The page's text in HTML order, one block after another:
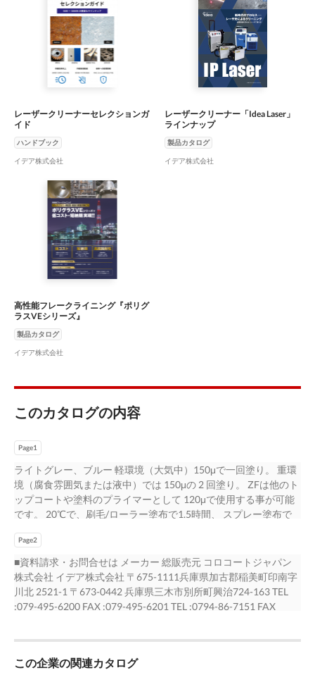
レーザークリーナーセレクションガ
イド
ハンドブック
イデア株式会社
レーザークリーナー「Idea Laser」
ラインナップ
製品カタログ
イデア株式会社
高性能フレークライニング『ポリグ
ラスVEシリーズ』
製品カタログ
イデア株式会社
このカタログの内容
Page1
ライトグレー、ブルー 軽環境（大気中）150μで一回塗り。 重環
境（腐食雰囲気または液中）では 150μの 2 回塗り。 ZFは他のト
ップコートや塗料のプライマーとして 120μで使用する事が可能
です。 20℃で、刷毛/ローラー塗布で1.5時間、 スプレー塗布で
間、20℃で約18時間 30℃で約10時間 専用シンナー /10%未満
Page2
■資料請求・お問合せは メーカー 総販売元 コロコートジャパン
株式会社 イデア株式会社 〒675-1111兵庫県加古郡稲美町印南字
川北 2521-1 〒673-0442 兵庫県三木市別所町興治724-163 TEL
:079-495-6200 FAX :079-495-6201 TEL :0794-86-7151 FAX
この企業の関連カタログ